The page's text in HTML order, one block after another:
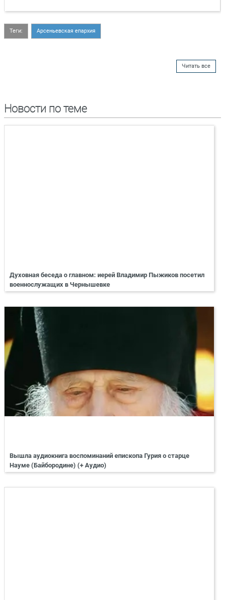
Теги: Арсеньевская епархия
Читать все
Новости по теме
Духовная беседа о главном: иерей Владимир Пыжиков посетил
военнослужащих в Чернышевке
Вышла аудиокнига воспоминаний епископа Гурия о старце
Науме (Байбородине) (+ Аудио)